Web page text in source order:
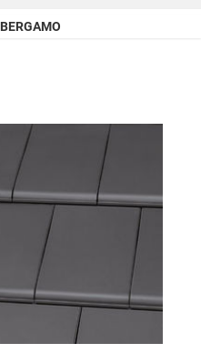
BERGAMO